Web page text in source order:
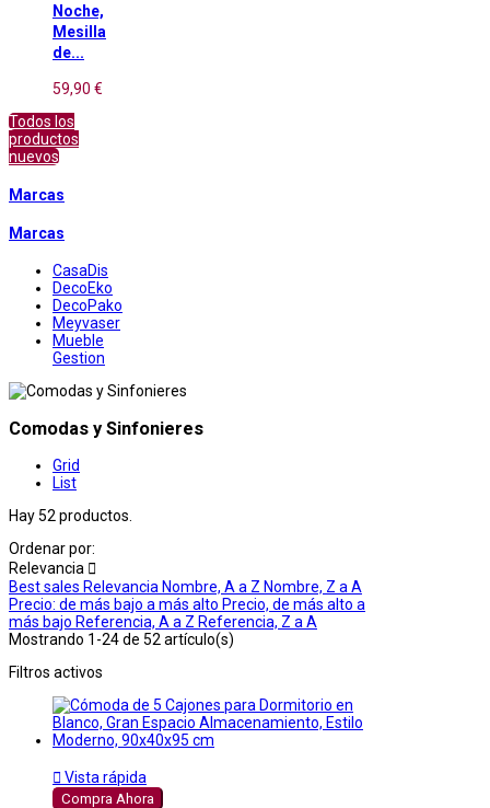
Noche,
Mesilla
de...
59,90 €
Todos los
productos
nuevos
Marcas
Marcas
CasaDis
DecoEko
DecoPako
Meyvaser
Mueble
Gestion
Comodas y Sinfonieres
Grid
List
Hay 52 productos.
Ordenar por:
Relevancia 
Best sales Relevancia Nombre, A a Z Nombre, Z a A
Precio: de más bajo a más alto Precio, de más alto a
más bajo Referencia, A a Z Referencia, Z a A
Mostrando 1-24 de 52 artículo(s)
Filtros activos
 Vista rápida
Compra Ahora